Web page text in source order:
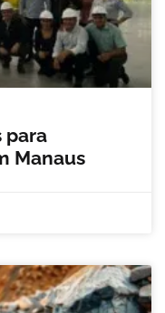
para
Manaus